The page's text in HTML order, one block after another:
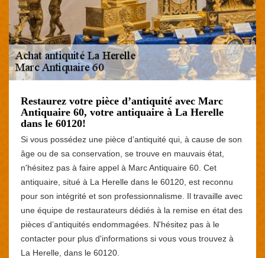
Restaurez votre pièce d’antiquité avec Marc
Antiquaire 60, votre antiquaire à La Herelle
dans le 60120!
Si vous possédez une pièce d’antiquité qui, à cause de son
âge ou de sa conservation, se trouve en mauvais état,
n'hésitez pas à faire appel à Marc Antiquaire 60. Cet
antiquaire, situé à La Herelle dans le 60120, est reconnu
pour son intégrité et son professionnalisme. Il travaille avec
une équipe de restaurateurs dédiés à la remise en état des
pièces d’antiquités endommagées. N'hésitez pas à le
contacter pour plus d'informations si vous vous trouvez à
La Herelle, dans le 60120.